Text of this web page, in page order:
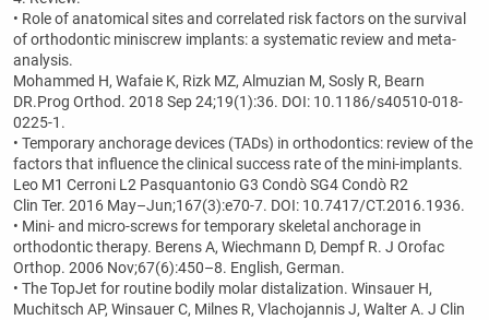
• Role of anatomical sites and correlated risk factors on the survival
of orthodontic miniscrew implants: a systematic review and meta-
analysis.
Mohammed H, Wafaie K, Rizk MZ, Almuzian M, Sosly R, Bearn
DR.Prog Orthod. 2018 Sep 24;19(1):36. DOI: 10.1186/s40510-018-
0225-1.
• Temporary anchorage devices (TADs) in orthodontics: review of the
factors that influence the clinical success rate of the mini-implants.
Leo M1 Cerroni L2 Pasquantonio G3 Condò SG4 Condò R2
Clin Ter. 2016 May–Jun;167(3):e70-7. DOI: 10.7417/CT.2016.1936.
• Mini- and micro-screws for temporary skeletal anchorage in
orthodontic therapy. Berens A, Wiechmann D, Dempf R. J Orofac
Orthop. 2006 Nov;67(6):450–8. English, German.
• The TopJet for routine bodily molar distalization. Winsauer H,
Muchitsch AP, Winsauer C, Milnes R, Vlachojannis J, Walter A. J Clin